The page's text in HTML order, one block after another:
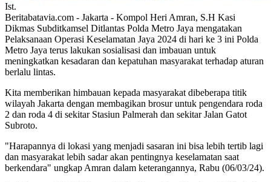
Ist.
Beritabatavia.com - Jakarta - Kompol Heri Amran, S.H Kasi
Dikmas Subditkamsel Ditlantas Polda Metro Jaya mengatakan
Pelaksanaan Operasi Keselamatan Jaya 2024 di hari ke 3 ini Polda
Metro Jaya terus lakukan sosialisasi dan imbauan untuk
meningkatkan kesadaran dan kepatuhan masyarakat terhadap aturan
berlalu lintas.
Kita memberikan himbauan kepada masyarakat dibeberapa titik
wilayah Jakarta dengan membagikan brosur untuk pengendara roda
2 dan roda 4 di sekitar Stasiun Palmerah dan sekitar Jalan Gatot
Subroto.
"Harapannya di lokasi yang menjadi sasaran ini bisa lebih tertib lagi
dan masyarakat lebih sadar akan pentingnya keselamatan saat
berkendara" ungkap Amran dalam keterangannya, Rabu (06/03/24).